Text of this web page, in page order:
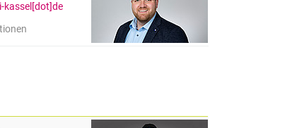
kassel[dot]de